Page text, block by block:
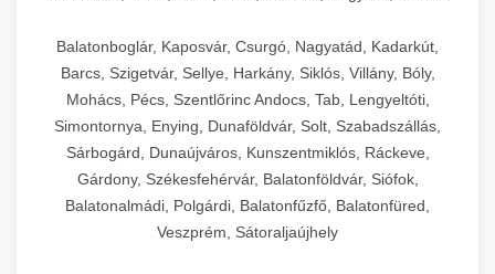
Balatonboglár, Kaposvár, Csurgó, Nagyatád, Kadarkút,
Barcs, Szigetvár, Sellye, Harkány, Siklós, Villány, Bóly,
Mohács, Pécs, Szentlőrinc Andocs, Tab, Lengyeltóti,
Simontornya, Enying, Dunaföldvár, Solt, Szabadszállás,
Sárbogárd, Dunaújváros, Kunszentmiklós, Ráckeve,
Gárdony, Székesfehérvár, Balatonföldvár, Siófok,
Balatonalmádi, Polgárdi, Balatonfűzfő, Balatonfüred,
Veszprém, Sátoraljaújhely